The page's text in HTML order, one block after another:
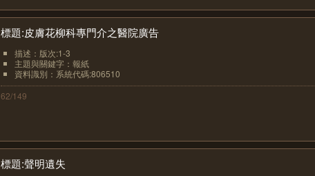
標題:皮膚花柳科專門介之醫院廣告
描述：版次:1-3
主題與關鍵字：報紙
資料識別：系統代碼:806510
62/149
標題:聲明遺失